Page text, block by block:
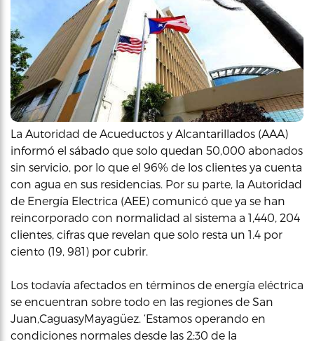
La Autoridad de Acueductos y Alcantarillados (AAA)
informó el sábado que solo quedan 50,000 abonados
sin servicio, por lo que el 96% de los clientes ya cuenta
con agua en sus residencias. Por su parte, la Autoridad
de Energía Electrica (AEE) comunicó que ya se han
reincorporado con normalidad al sistema a 1,440, 204
clientes, cifras que revelan que solo resta un 1.4 por
ciento (19, 981) por cubrir.
Los todavía afectados en términos de energía eléctrica
se encuentran sobre todo en las regiones de San
Juan,CaguasyMayagüez. ‘Estamos operando en
condiciones normales desde las 2:30 de la